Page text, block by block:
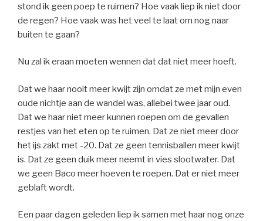
stond ik geen poep te ruimen? Hoe vaak liep ik niet door
de regen? Hoe vaak was het veel te laat om nog naar
buiten te gaan?
Nu zal ik eraan moeten wennen dat dat niet meer hoeft.
Dat we haar nooit meer kwijt zijn omdat ze met mijn even
oude nichtje aan de wandel was, allebei twee jaar oud.
Dat we haar niet meer kunnen roepen om de gevallen
restjes van het eten op te ruimen. Dat ze niet meer door
het ijs zakt met -20. Dat ze geen tennisballen meer kwijt
is. Dat ze geen duik meer neemt in vies slootwater. Dat
we geen Baco meer hoeven te roepen. Dat er niet meer
geblaft wordt.
Een paar dagen geleden liep ik samen met haar nog onze